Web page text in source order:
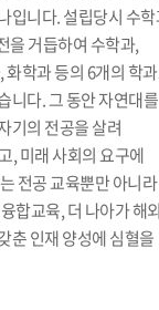
입니다. 설립당시 수
을 거듭하여 수학과,
학과 등의 6개의 학
니다. 그 동안 자연대를
기의 전공을 살려
, 미래 사회의 요구에
전공 교육뿐만 아니라
합교육, 더 나아가 해
춘 인재 양성에 심혈을